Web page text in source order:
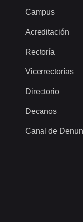
Campus
Acreditación
Rectoría
Vicerrectorías
Directorio
Decanos
Canal de